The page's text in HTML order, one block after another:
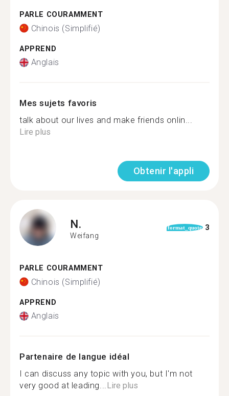
PARLE COURAMMENT
Chinois (Simplifié)
APPREND
Anglais
Mes sujets favoris
talk about our lives and make friends onlin...
Lire plus
Obtenir l'appli
N.
Weifang
format_quote 3
PARLE COURAMMENT
Chinois (Simplifié)
APPREND
Anglais
Partenaire de langue idéal
I can discuss any topic with you, but I'm not
very good at leading...Lire plus